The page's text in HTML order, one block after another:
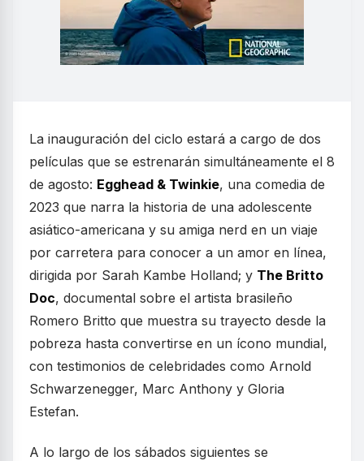
La inauguración del ciclo estará a cargo de dos
películas que se estrenarán simultáneamente el 8
de agosto: Egghead & Twinkie, una comedia de
2023 que narra la historia de una adolescente
asiático-americana y su amiga nerd en un viaje
por carretera para conocer a un amor en línea,
dirigida por Sarah Kambe Holland; y The Britto
Doc, documental sobre el artista brasileño
Romero Britto que muestra su trayecto desde la
pobreza hasta convertirse en un ícono mundial,
con testimonios de celebridades como Arnold
Schwarzenegger, Marc Anthony y Gloria
Estefan.
A lo largo de los sábados siguientes se